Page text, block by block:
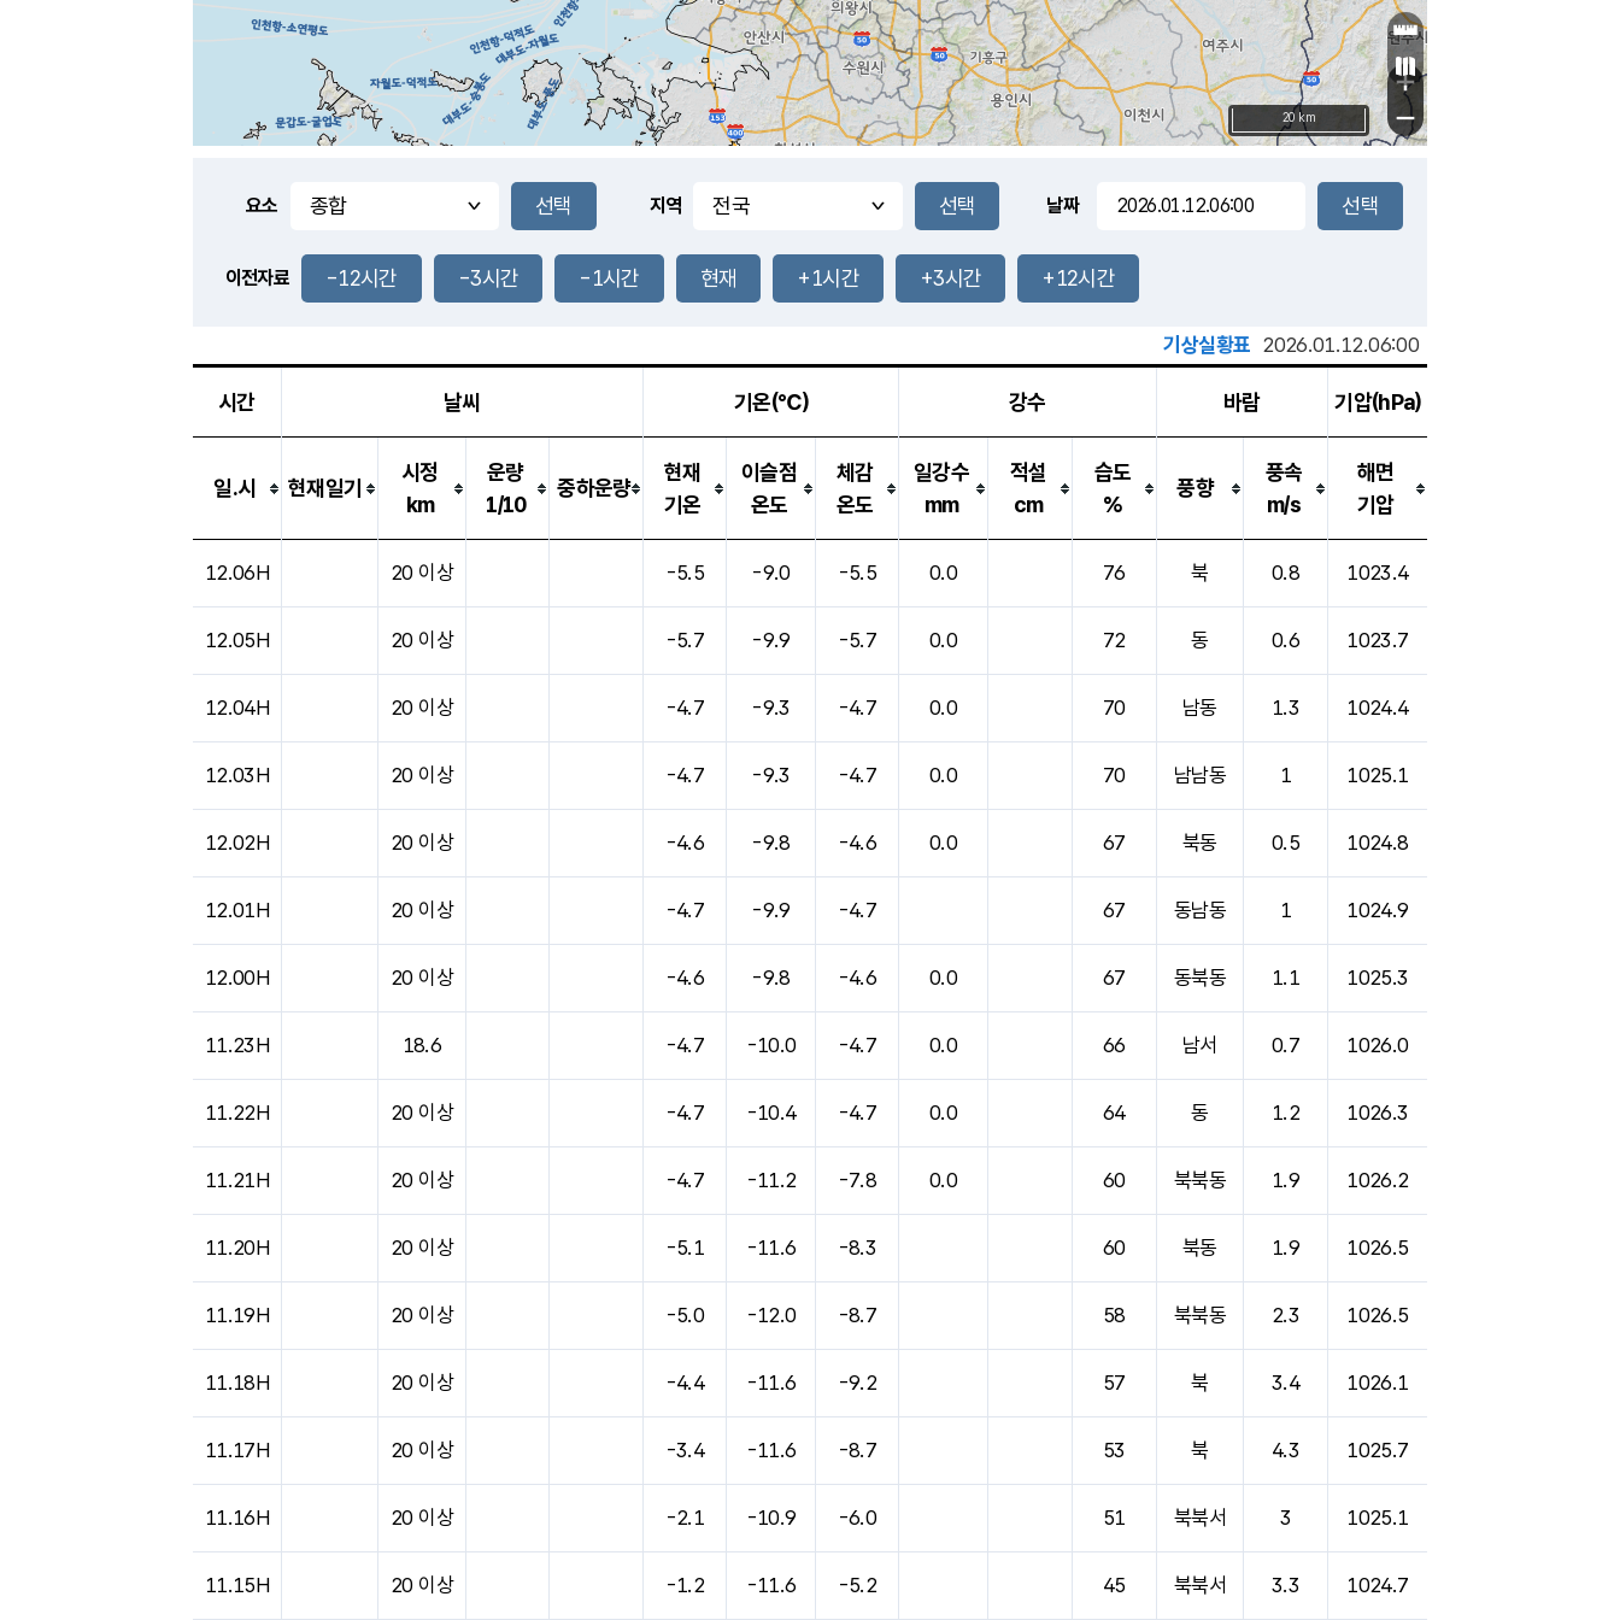
+
−
20 km
요소 지역 날짜
이전자료 -12시간 -3시간 -1시간 현재 +1시간 +3시간 +12시간
기상실황표 2026.01.12.06:00
시간 날씨 기온(℃) 강수 바람 기압(hPa)
일.시 현재일기
시정
km
운량
1/10
중하운량
현재
기온
이슬점
온도
체감
온도
일강수
mm
적설
cm
습도
%
풍향
풍속
m/s
해면
기압
12.06H 20 이상 -5.5 -9.0 -5.5 0.0 76 북 0.8 1023.4
12.05H 20 이상 -5.7 -9.9 -5.7 0.0 72 동 0.6 1023.7
12.04H 20 이상 -4.7 -9.3 -4.7 0.0 70 남동 1.3 1024.4
12.03H 20 이상 -4.7 -9.3 -4.7 0.0 70 남남동 1 1025.1
12.02H 20 이상 -4.6 -9.8 -4.6 0.0 67 북동 0.5 1024.8
12.01H 20 이상 -4.7 -9.9 -4.7 67 동남동 1 1024.9
12.00H 20 이상 -4.6 -9.8 -4.6 0.0 67 동북동 1.1 1025.3
11.23H 18.6 -4.7 -10.0 -4.7 0.0 66 남서 0.7 1026.0
11.22H 20 이상 -4.7 -10.4 -4.7 0.0 64 동 1.2 1026.3
11.21H 20 이상 -4.7 -11.2 -7.8 0.0 60 북북동 1.9 1026.2
11.20H 20 이상 -5.1 -11.6 -8.3 60 북동 1.9 1026.5
11.19H 20 이상 -5.0 -12.0 -8.7 58 북북동 2.3 1026.5
11.18H 20 이상 -4.4 -11.6 -9.2 57 북 3.4 1026.1
11.17H 20 이상 -3.4 -11.6 -8.7 53 북 4.3 1025.7
11.16H 20 이상 -2.1 -10.9 -6.0 51 북북서 3 1025.1
11.15H 20 이상 -1.2 -11.6 -5.2 45 북북서 3.3 1024.7